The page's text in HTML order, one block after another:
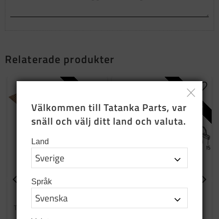
Relaterade produkter
Täckskiva höger
framdörr övre
Täcker och skyddar övre del av
NYPRODUKTION
Täckskiva främre tak
Inkommer vecka 25
NYPRODUKTION
Välkommen till Tatanka Parts, var
snäll och välj ditt land och valuta.
Land
Språk